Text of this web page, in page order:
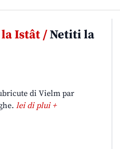
Istât /Netiti la
di Vielm par
lei di plui +